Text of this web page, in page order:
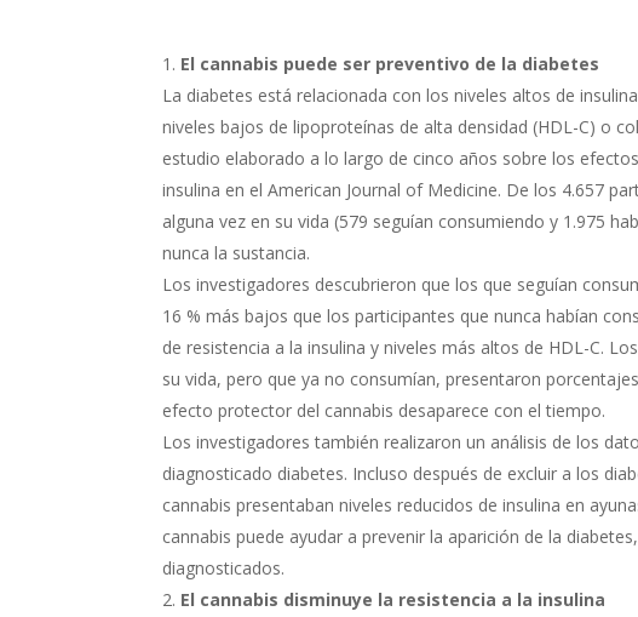
El cannabis puede ser preventivo de la diabetes
La diabetes está relacionada con los niveles altos de
niveles bajos de lipoproteínas de alta densidad (HDL-C) o
estudio elaborado a lo largo de cinco años sobre los
insulina en el American Journal of Medicine. De los 4.657
alguna vez en su vida (579 seguían consumiendo y 1.975
nunca la sustancia.
Los investigadores descubrieron que los que seguían
16 % más bajos que los participantes que nunca habían
de resistencia a la insulina y niveles más altos de HDL-C.
su vida, pero que ya no consumían, presentaron
efecto protector del cannabis desaparece con el tiempo.
Los investigadores también realizaron un análisis de los
diagnosticado diabetes. Incluso después de excluir a los
cannabis presentaban niveles reducidos de insulina en
cannabis puede ayudar a prevenir la aparición de la
diagnosticados.
El cannabis disminuye la resistencia a la insulina